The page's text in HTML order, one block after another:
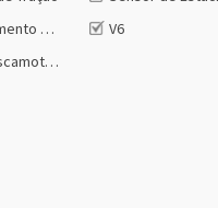
Remoto do Porta-malas
V6